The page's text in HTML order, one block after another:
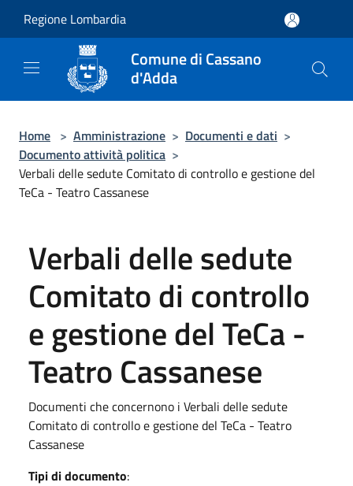
Regione Lombardia
Comune di Cassano
d'Adda
Home > Amministrazione > Documenti e dati >
Documento attività politica >
Verbali delle sedute Comitato di controllo e gestione del
TeCa - Teatro Cassanese
Verbali delle sedute
Comitato di controllo
e gestione del TeCa -
Teatro Cassanese
Documenti che concernono i Verbali delle sedute
Comitato di controllo e gestione del TeCa - Teatro
Cassanese
Tipi di documento: